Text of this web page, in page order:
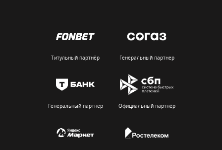
Титульный партнёр Генеральный партнер
Генеральный партнер Официальный партнёр